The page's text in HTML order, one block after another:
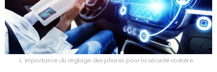
L’importance du réglage des phares pour la sécurité routière